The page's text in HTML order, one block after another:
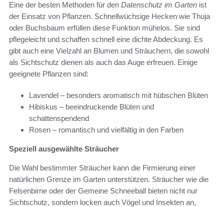
Eine der besten Methoden für den Datenschutz im Garten ist
der Einsatz von Pflanzen. Schnellwüchsige Hecken wie Thuja
oder Buchsbaum erfüllen diese Funktion mühelos. Sie sind
pflegeleicht und schaffen schnell eine dichte Abdeckung. Es
gibt auch eine Vielzahl an Blumen und Sträuchern, die sowohl
als Sichtschutz dienen als auch das Auge erfreuen. Einige
geeignete Pflanzen sind:
Lavendel – besonders aromatisch mit hübschen Blüten
Hibiskus – beeindruckende Blüten und
schattenspendend
Rosen – romantisch und vielfältig in den Farben
Speziell ausgewählte Sträucher
Die Wahl bestimmter Sträucher kann die Firmierung einer
natürlichen Grenze im Garten unterstützen. Sträucher wie die
Felsenbirne oder der Gemeine Schneeball bieten nicht nur
Sichtschutz, sondern locken auch Vögel und Insekten an,